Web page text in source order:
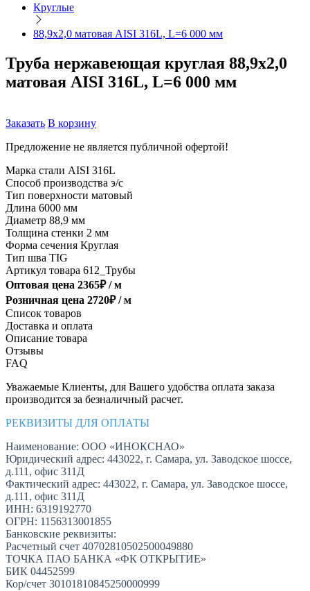
Круглые
88,9х2,0 матовая AISI 316L, L=6 000 мм
Труба нержавеющая круглая 88,9х2,0
матовая AISI 316L, L=6 000 мм
Заказать В корзину
Предложение не является публичной офертой!
Марка стали AISI 316L
Способ производства э/с
Тип поверхности матовый
Длина 6000 мм
Диаметр 88,9 мм
Толщина стенки 2 мм
Форма сечения Круглая
Тип шва TIG
Артикул товара 612_Трубы
Оптовая цена 2365₽ /м
Розничная цена 2720₽ /м
Список товаров
Доставка и оплата
Описание товара
Отзывы
FAQ
Уважаемые Клиенты, для Вашего удобства оплата заказа
производится за безналичный расчет.
РЕКВИЗИТЫ ДЛЯ ОПЛАТЫ
Наименование: ООО «ИНОКСНАО»
Юридический адрес: 443022, г. Самара, ул. Заводское шоссе,
д.111, офис 311Д
Фактический адрес: 443022, г. Самара, ул. Заводское шоссе,
д.111, офис 311Д
ИНН: 6319192770
ОГРН: 1156313001855
Банковские реквизиты:
Расчетный счет 40702810502500049880
ТОЧКА ПАО БАНКА «ФК ОТКРЫТИЕ»
БИК 04452599
Кор/счет 30101810845250000999